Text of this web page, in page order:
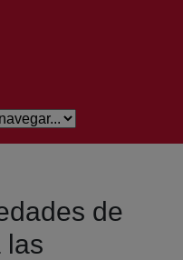
de
las